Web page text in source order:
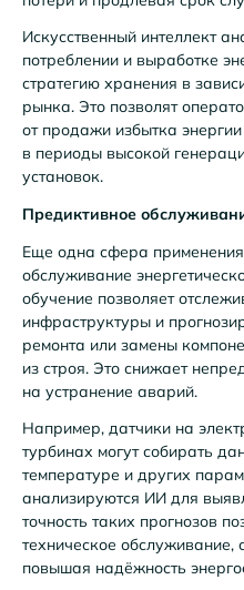
Искусственный интеллект
потреблении и выработке
стратегию хранения в
рынка. Это позволят
от продажи избытка
в периоды высокой
установок.
Предиктивное
Еще одна сфера
обслуживание
обучение позволяет
инфраструктуры и
ремонта или замены
из строя. Это снижает
на устранение аварий.
Например, датчики на
турбинах могут собирать
температуре и других
анализируются ИИ для
точность таких прогнозов
техническое
повышая надёжность